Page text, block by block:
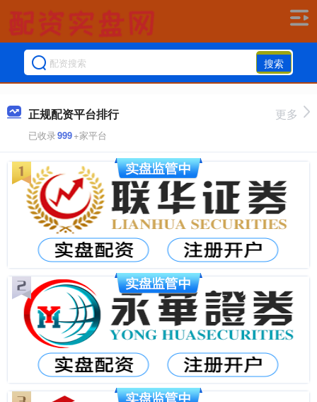
搜索
正规配资平台排行
已收录999+家平台
更多